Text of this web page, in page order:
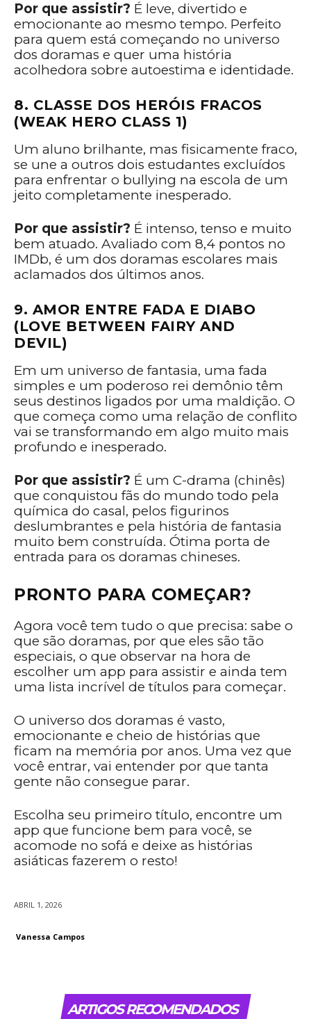
Por que assistir? É leve, divertido e
emocionante ao mesmo tempo. Perfeito
para quem está começando no universo
dos doramas e quer uma história
acolhedora sobre autoestima e identidade.
8. CLASSE DOS HERÓIS FRACOS
(WEAK HERO CLASS 1)
Um aluno brilhante, mas fisicamente fraco,
se une a outros dois estudantes excluídos
para enfrentar o bullying na escola de um
jeito completamente inesperado.
Por que assistir? É intenso, tenso e muito
bem atuado. Avaliado com 8,4 pontos no
IMDb, é um dos doramas escolares mais
aclamados dos últimos anos.
9. AMOR ENTRE FADA E DIABO
(LOVE BETWEEN FAIRY AND
DEVIL)
Em um universo de fantasia, uma fada
simples e um poderoso rei demônio têm
seus destinos ligados por uma maldição. O
que começa como uma relação de conflito
vai se transformando em algo muito mais
profundo e inesperado.
Por que assistir? É um C-drama (chinês)
que conquistou fãs do mundo todo pela
química do casal, pelos figurinos
deslumbrantes e pela história de fantasia
muito bem construída. Ótima porta de
entrada para os doramas chineses.
PRONTO PARA COMEÇAR?
Agora você tem tudo o que precisa: sabe o
que são doramas, por que eles são tão
especiais, o que observar na hora de
escolher um app para assistir e ainda tem
uma lista incrível de títulos para começar.
O universo dos doramas é vasto,
emocionante e cheio de histórias que
ficam na memória por anos. Uma vez que
você entrar, vai entender por que tanta
gente não consegue parar.
Escolha seu primeiro título, encontre um
app que funcione bem para você, se
acomode no sofá e deixe as histórias
asiáticas fazerem o resto!
ABRIL 1, 2026
Vanessa Campos
ARTIGOS RECOMENDADOS